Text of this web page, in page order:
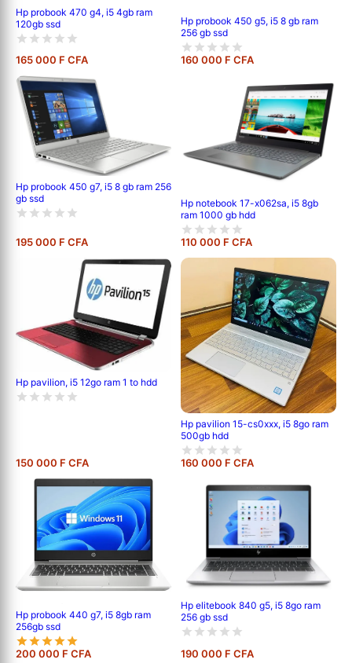
Hp probook 470 g4, i5 4gb ram
120gb ssd
165 000 F CFA
Hp probook 450 g5, i5 8 gb ram
256 gb ssd
160 000 F CFA
Hp probook 450 g7, i5 8 gb ram 256
gb ssd
195 000 F CFA
Hp notebook 17-x062sa, i5 8gb
ram 1000 gb hdd
110 000 F CFA
Hp pavilion, i5 12go ram 1 to hdd
150 000 F CFA
Hp pavilion 15-cs0xxx, i5 8go ram
500gb hdd
160 000 F CFA
Hp probook 440 g7, i5 8gb ram
256gb ssd
200 000 F CFA
Hp elitebook 840 g5, i5 8go ram
256 gb ssd
190 000 F CFA